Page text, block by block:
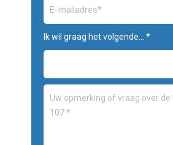
Ik wil graag het volgende... *